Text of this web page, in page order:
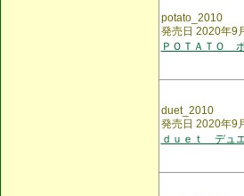
potato_2010
発売日 2020年9
ＰＯＴＡＴＯ
duet_2010
発売日 2020年9
ｄｕｅｔ デュ